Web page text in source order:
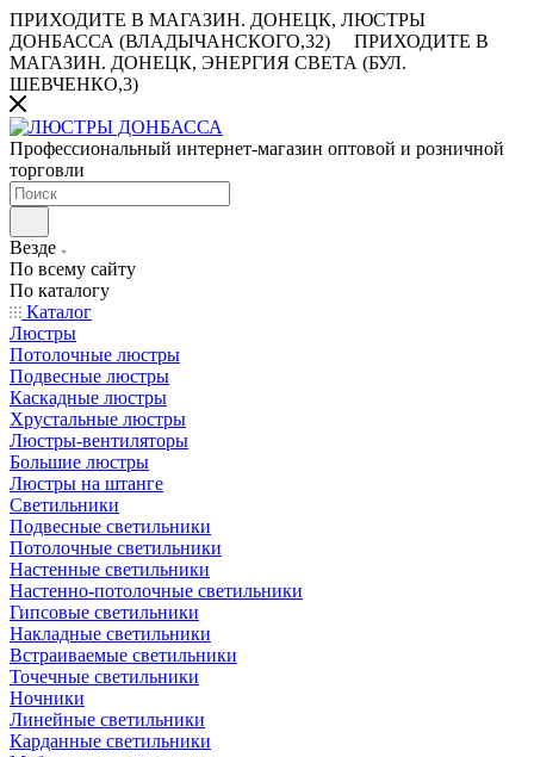
ПРИХОДИТЕ В МАГАЗИН. ДОНЕЦК, ЛЮСТРЫ
ДОНБАССА (ВЛАДЫЧАНСКОГО,32)
ПРИХОДИТЕ В
МАГАЗИН. ДОНЕЦК, ЭНЕРГИЯ СВЕТА (БУЛ.
ШЕВЧЕНКО,3)
Профессиональный интернет-магазин оптовой и розничной
торговли
Везде
По всему сайту
По каталогу
Каталог
Люстры
Потолочные люстры
Подвесные люстры
Каскадные люстры
Хрустальные люстры
Люстры-вентиляторы
Большие люстры
Люстры на штанге
Светильники
Подвесные светильники
Потолочные светильники
Настенные светильники
Настенно-потолочные светильники
Гипсовые светильники
Накладные светильники
Встраиваемые светильники
Точечные светильники
Ночники
Линейные светильники
Карданные светильники